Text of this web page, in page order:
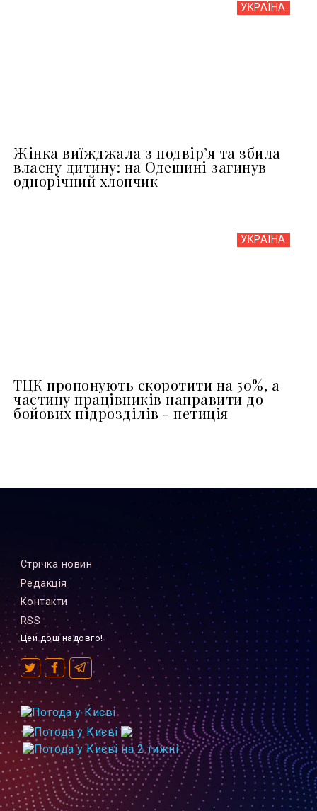
УКРАЇНА
Жінка виїжджала з подвір’я та збила
власну дитину: на Одещині загинув
однорічний хлопчик
УКРАЇНА
ТЦК пропонують скоротити на 50%, а
частину працівників направити до
бойових підрозділів - петиція
Стрiчка новин
Редакцiя
Контакти
RSS
Цей дощ надовго!